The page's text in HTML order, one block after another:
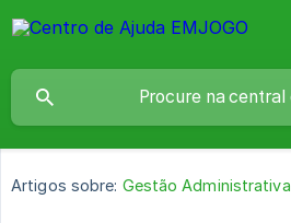
Artigos sobre: Gestão Administrativa